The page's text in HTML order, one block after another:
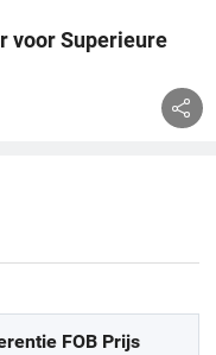
voor Superieure
FOB Prijs